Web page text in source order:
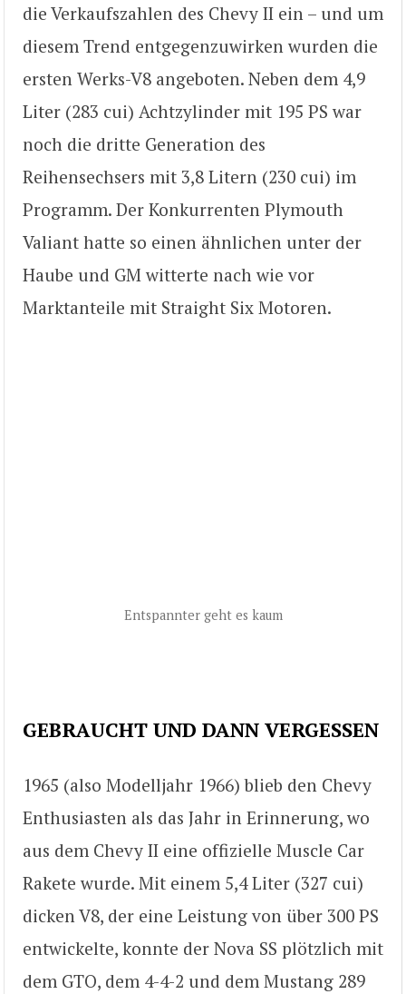
die Verkaufszahlen des Chevy II ein – und um
diesem Trend entgegenzuwirken wurden die
ersten Werks-V8 angeboten. Neben dem 4,9
Liter (283 cui) Achtzylinder mit 195 PS war
noch die dritte Generation des
Reihensechsers mit 3,8 Litern (230 cui) im
Programm. Der Konkurrenten Plymouth
Valiant hatte so einen ähnlichen unter der
Haube und GM witterte nach wie vor
Marktanteile mit Straight Six Motoren.
Entspannter geht es kaum
GEBRAUCHT UND DANN VERGESSEN
1965 (also Modelljahr 1966) blieb den Chevy
Enthusiasten als das Jahr in Erinnerung, wo
aus dem Chevy II eine offizielle Muscle Car
Rakete wurde. Mit einem 5,4 Liter (327 cui)
dicken V8, der eine Leistung von über 300 PS
entwickelte, konnte der Nova SS plötzlich mit
dem GTO, dem 4-4-2 und dem Mustang 289